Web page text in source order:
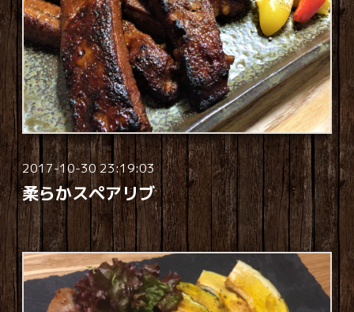
2017-10-30 23:19:03
柔らかスペアリブ